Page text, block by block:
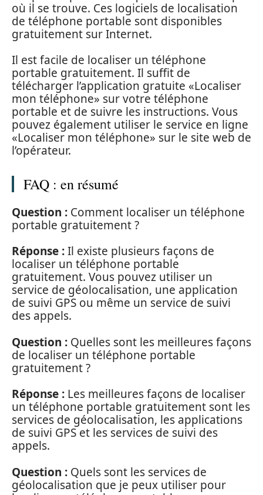
où il se trouve. Ces logiciels de localisation
de téléphone portable sont disponibles
gratuitement sur Internet.
Il est facile de localiser un téléphone
portable gratuitement. Il suffit de
télécharger l’application gratuite «Localiser
mon téléphone» sur votre téléphone
portable et de suivre les instructions. Vous
pouvez également utiliser le service en ligne
«Localiser mon téléphone» sur le site web de
l’opérateur.
FAQ : en résumé
Question : Comment localiser un téléphone
portable gratuitement ?
Réponse :Il existe plusieurs façons de
localiser un téléphone portable
gratuitement. Vous pouvez utiliser un
service de géolocalisation, une application
de suivi GPS ou même un service de suivi
des appels.
Question : Quelles sont les meilleures façons
de localiser un téléphone portable
gratuitement ?
Réponse : Les meilleures façons de localiser
un téléphone portable gratuitement sont les
services de géolocalisation, les applications
de suivi GPS et les services de suivi des
appels.
Question : Quels sont les services de
géolocalisation que je peux utiliser pour